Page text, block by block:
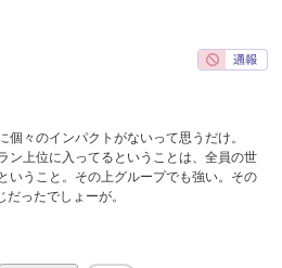
個々のインパクトがないって思うだけ。
ン上位に入ってるということは、全員の世
いうこと。その上グループでも強い。その
ったでしょーが。